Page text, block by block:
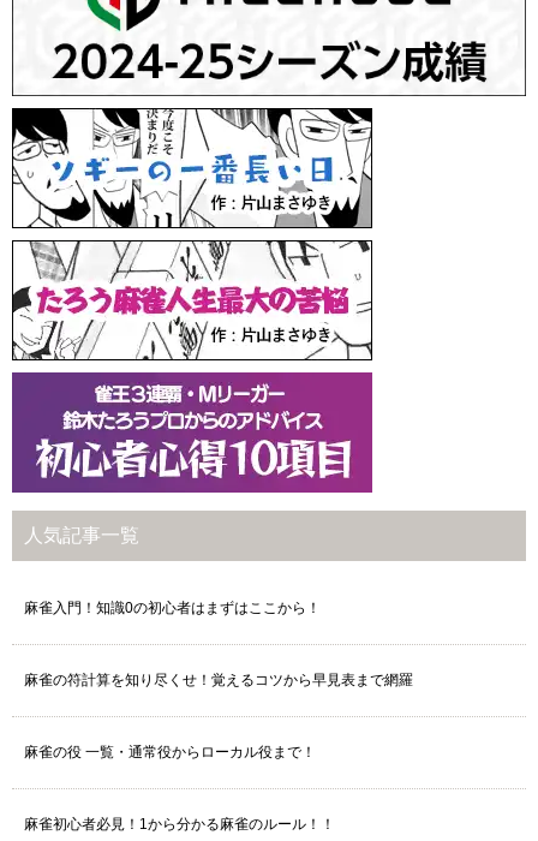
人気記事一覧
麻雀入門！知識0の初心者はまずはここから！
麻雀の符計算を知り尽くせ！覚えるコツから早見表まで網羅
麻雀の役 一覧・通常役からローカル役まで！
麻雀初心者必見！1から分かる麻雀のルール！！